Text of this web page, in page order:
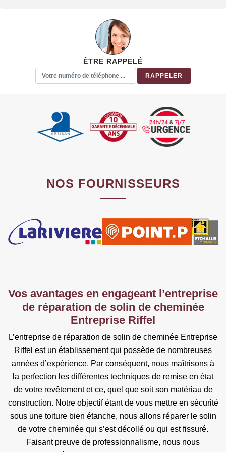
ÊTRE RAPPELÉ
NOS FOURNISSEURS
Vos avantages en engageant l’entreprise
de réparation de solin de cheminée
Entreprise Riffel
L’entreprise de réparation de solin de cheminée Entreprise
Riffel est un établissement qui possède de nombreuses
années d’expérience. Par conséquent, nous maîtrisons à
la perfection les différentes techniques de remise en état
de votre revêtement et ce, quel que soit son matériau de
construction. Notre objectif étant de vous mettre en sécurité
sous une toiture bien étanche, nous allons réparer le solin
de votre cheminée qui s’est décollé ou qui est fissuré.
Faisant preuve de professionnalisme, nous nous